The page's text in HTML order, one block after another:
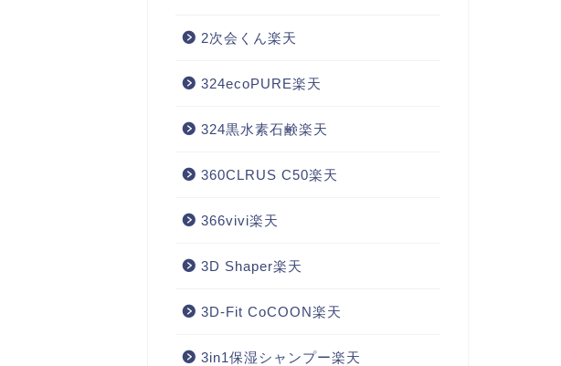
2次会くん楽天
324ecoPURE楽天
324黒水素石鹸楽天
360CLRUS C50楽天
366vivi楽天
3D Shaper楽天
3D-Fit CoCOON楽天
3in1保湿シャンプー楽天